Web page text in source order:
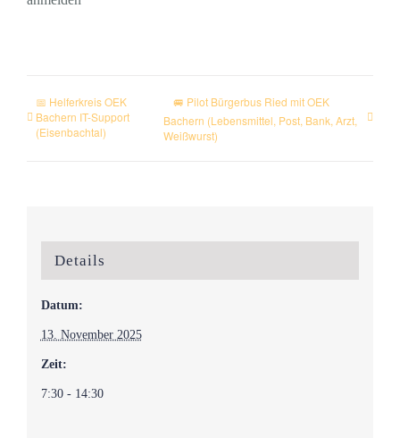
📅 Helferkreis OEK
Bachern IT-Support
(Eisenbachtal)
🚐 Pilot Bürgerbus Ried mit OEK
Bachern (Lebensmittel, Post, Bank, Arzt,
Weißwurst)
Details
Datum:
13. November 2025
Zeit:
7:30 - 14:30